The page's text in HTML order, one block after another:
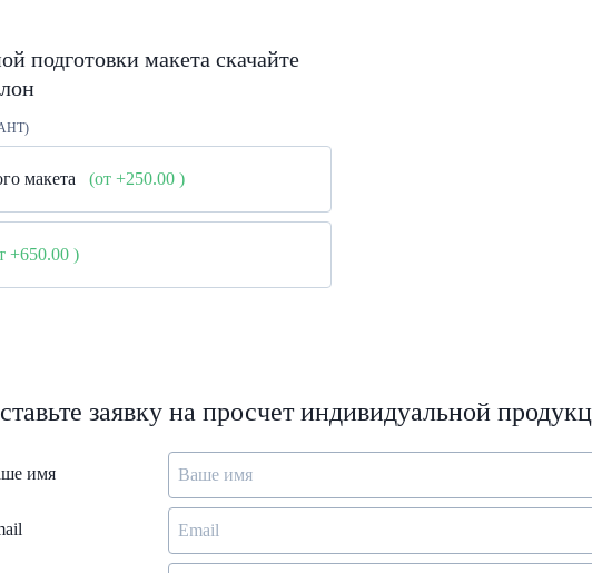
подготовки макета скачайте
макета (от +250.00 )
+650.00 )
заявку на просчет индивидуальной
имя